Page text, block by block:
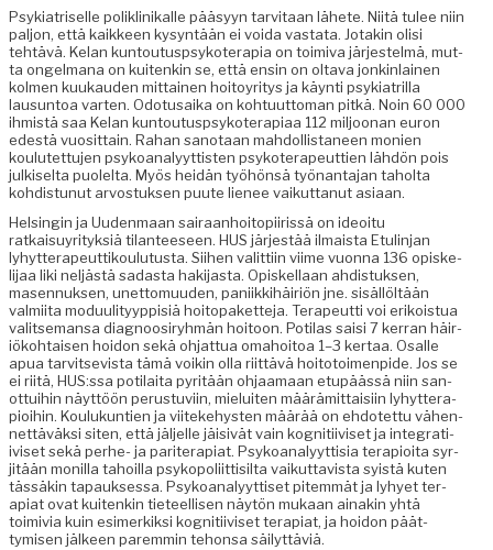
Psyki­a­triselle polik­linikalle pääsyyn tarvi­taan lähete. Niitä tulee niin
paljon, että kaik­keen kysyn­tään ei voi­da vas­ta­ta. Jotakin olisi
tehtävä. Kelan kuntou­tusp­sykoter­apia on toimi­va jär­jestelmä, mut­
ta ongel­mana on kuitenkin se, että ensin on olta­va jonkin­lainen
kol­men kuukau­den mit­tainen hoitoyri­tys ja käyn­ti psyki­a­tril­la
lausun­toa varten. Odotu­sai­ka on kohtu­ut­toman pitkä. Noin 60 000
ihmistä saa Kelan kuntou­tusp­sykoter­api­aa 112 miljoo­nan euron
edestä vuosit­tain. Rahan san­o­taan mah­dol­lis­ta­neen monien
koulutet­tu­jen psyko­ana­lyyt­tis­ten psykoter­apeut­tien lähdön pois
julkiselta puolelta. Myös hei­dän työhön­sä työ­nan­ta­jan tahol­ta
kohdis­tunut arvos­tuk­sen puute lie­nee vaikut­tanut asiaan.
Helsin­gin ja Uuden­maan sairaan­hoitopi­iris­sä on ideoitu
ratkaisuyri­tyk­siä tilanteeseen. HUS jär­jestää ilmaista Etulin­jan
lyhyt­ter­apeut­tik­oulu­tus­ta. Siihen valit­ti­in viime vuon­na 136 opiske­
li­jaa liki neljästä sadas­ta hak­i­jas­ta. Opiskel­laan ahdis­tuk­sen,
masen­nuk­sen, unet­to­muu­den, pani­ikki­häir­iön jne. sisäl­löltään
valmi­ita mod­u­uli­tyyp­pisiä hoitopaket­te­ja. Ter­apeut­ti voi erikois­tua
val­it­se­mansa diag­noosiryh­män hoitoon. Poti­las saisi 7 ker­ran häir­
iöko­htaisen hoidon sekä ohjat­tua oma­hoitoa 1–3 ker­taa. Osalle
apua tarvit­se­vista tämä voikin olla riit­tävä hoito­toimen­pide. Jos se
ei riitä, HUS:ssa poti­lai­ta pyritään ohjaa­maan etupäässä niin san­
ot­tui­hin näyt­töön perus­tu­vi­in, mieluiten määrämit­taisi­in lyhyt­ter­a­
pi­oi­hin. Koulukun­tien ja viiteke­hys­ten määrää on ehdotet­tu vähen­
net­täväk­si siten, että jäl­jelle jäi­sivät vain kog­ni­ti­iviset ja inte­grati­
iviset sekä per­he- ja parit­er­api­at. Psyko­ana­lyyt­tisia ter­a­pi­oi­ta syr­
jitään monil­la tahoil­la psykopoli­it­tisil­ta vaikut­tavista syistä kuten
tässäkin tapauk­ses­sa. Psyko­ana­lyyt­tiset pitem­mät ja lyhyet ter­
api­at ovat kuitenkin tieteel­lisen näytön mukaan ainakin yhtä
toimivia kuin esimerkik­si kog­ni­ti­iviset ter­api­at, ja hoidon päät­
tymisen jäl­keen parem­min tehon­sa säilyttäviä.